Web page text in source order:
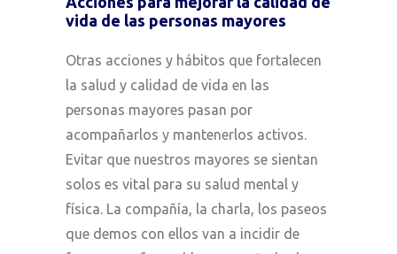
vida de las personas mayores
Otras acciones y hábitos que fortalecen
la salud y calidad de vida en las
personas mayores pasan por
acompañarlos y mantenerlos activos.
Evitar que nuestros mayores se sientan
solos es vital para su salud mental y
física. La compañía, la charla, los paseos
que demos con ellos van a incidir de